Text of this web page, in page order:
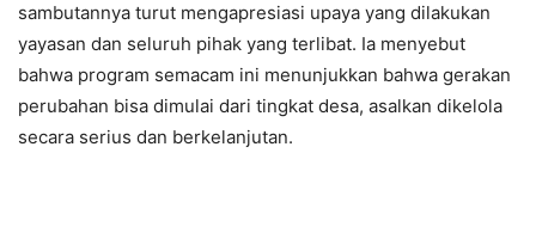
sambutannya turut mengapresiasi upaya yang dilakukan
yayasan dan seluruh pihak yang terlibat. Ia menyebut
bahwa program semacam ini menunjukkan bahwa gerakan
perubahan bisa dimulai dari tingkat desa, asalkan dikelola
secara serius dan berkelanjutan.